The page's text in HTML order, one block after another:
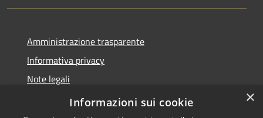
Amministrazione trasparente
Informativa privacy
Note legali
Dichiarazione di accessibilità
×
Informazioni sui cookie